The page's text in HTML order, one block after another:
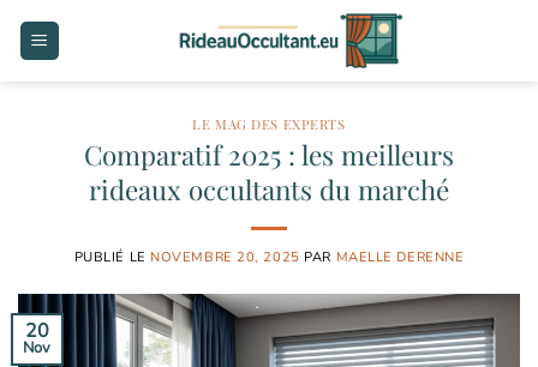
LE MAG DES EXPERTS
Comparatif 2025 : les meilleurs
rideaux occultants du marché
PUBLIÉ LE NOVEMBRE 20, 2025 PAR MAELLE DERENNE
20
Nov